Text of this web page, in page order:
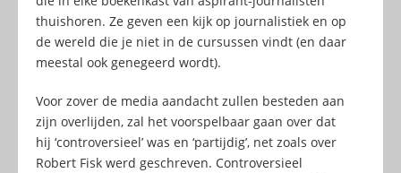
thuishoren. Ze geven een kijk op journalistiek en op
de wereld die je niet in de cursussen vindt (en daar
meestal ook genegeerd wordt).
Voor zover de media aandacht zullen besteden aan
zijn overlijden, zal het voorspelbaar gaan over dat
hij ‘controversieel’ was en ‘partijdig’, net zoals over
Robert Fisk werd geschreven. Controversieel